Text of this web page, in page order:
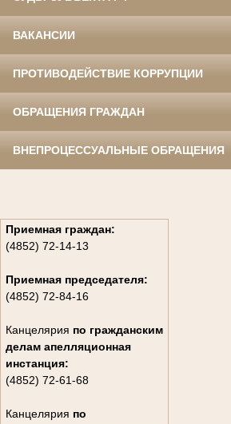
ВАКАНСИИ
ПРОТИВОДЕЙСТВИЕ КОРРУПЦИИ
ОБРАЩЕНИЯ ГРАЖДАН
ВНЕПРОЦЕССУАЛЬНЫЕ ОБРАЩЕНИЯ
Приемная граждан:
(4852) 72-14-13
Приемная председателя:
(4852) 72-84-16
Канцелярия по гражданским
делам апелляционная
инстанция:
(4852) 72-61-68
Канцелярия по